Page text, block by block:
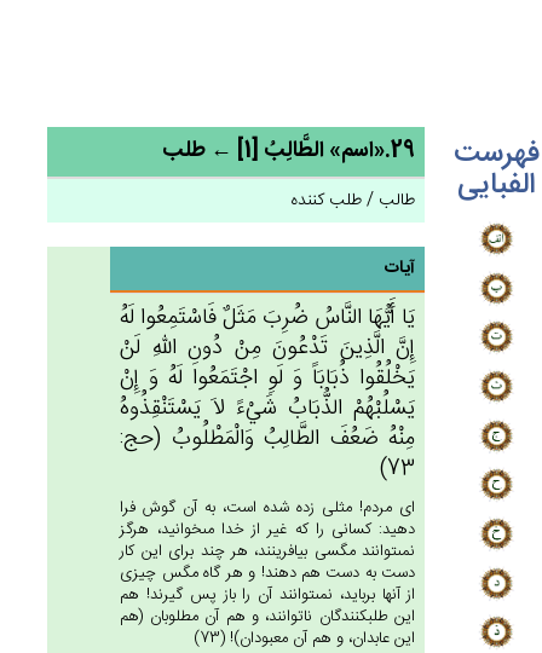
فهرست
الفبایی
29.«اسم» الطَّالِب‌ُ [1] ← طلب
طالب / طلب کننده
آیات
يَا أَيُّهَا النَّاس‌ُ ضُرِب‌َ مَثَل‌ٌ فَاسْتَمِعُوا لَه‌ُ
إِن‌َّ الَّذِين‌َ تَدْعُون‌َ مِنْ‌ دُون‌ِ الله‌ِ لَن‌ْ
يَخْلُقُوا ذُبَابَاً وَ لَوِ اجْتَمَعُوا لَه‌ُ وَ إِنْ‌
يَسْلُبْهُم‌ْ الذُّبَاب‌ُ شَيْءً لاَ يَسْتَنْقِذُوه‌ُ
مِنْه‌ُ ضَعُف‌َ الطَّالِب‌ُ وَالْمَطْلُوب‌ُ (حج:
73)
اى مردم! مثلى زده شده است، به آن گوش فرا
دهيد: كسانى را كه غير از خدا مى‏خوانيد، هرگز
نمى‏توانند مگسى بيافرينند، هر چند براى اين كار
دست به دست هم دهند! و هر گاه مگس چيزى
از آنها بربايد، نمى‏توانند آن را باز پس گيرند! هم
اين طلب‏كنندگان ناتوانند، و هم آن مطلوبان (هم
اين عابدان، و هم آن معبودان)! (73)